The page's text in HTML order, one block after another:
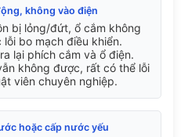
không vào điện
bị lỏng/đứt, ổ cắm không
bo mạch điều khiển.
lại phích cắm và ổ điện.
không được, rất có thể lỗi
viên chuyên nghiệp.
hoặc cấp nước yếu